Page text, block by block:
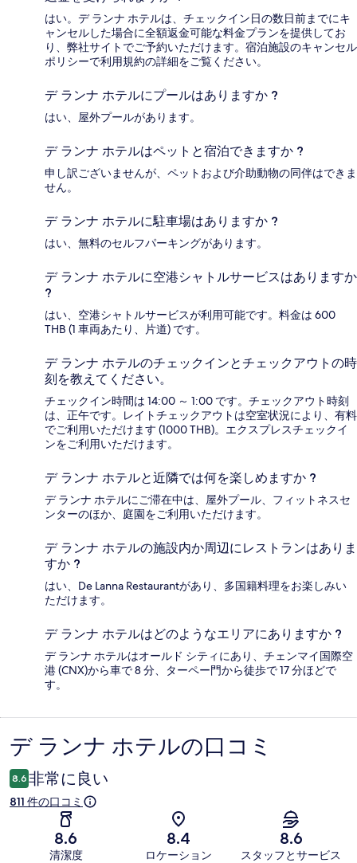
はい。デ ランナ ホテルは、チェックイン日の数日前までにキ
ャンセルした場合に全額返金可能な料金プランを提供してお
り、弊社サイトでご予約いただけます。宿泊施設のキャンセル
ポリシーで利用規約の詳細をご覧ください。
デ ランナ ホテルにプールはありますか ?
はい、屋外プールがあります。
デ ランナ ホテルはペットと宿泊できますか ?
申し訳ございませんが、ペットおよび介助動物の同伴はできま
せん。
デ ランナ ホテルに駐車場はありますか ?
はい、無料のセルフパーキングがあります。
デ ランナ ホテルに空港シャトルサービスはありますか
?
はい、空港シャトルサービスが利用可能です。料金は 600
THB (1 車両あたり、片道) です。
デ ランナ ホテルのチェックインとチェックアウトの時
刻を教えてください。
チェックイン時間は 14:00 ～ 1:00 です。チェックアウト時刻
は、正午です。レイトチェックアウトは空室状況により、有料
でご利用いただけます (1000 THB)。エクスプレスチェックイ
ンをご利用いただけます。
デ ランナ ホテルと近隣では何を楽しめますか ?
デ ランナ ホテルにご滞在中は、屋外プール、フィットネスセ
ンターのほか、庭園をご利用いただけます。
デ ランナ ホテルの施設内か周辺にレストランはありま
すか ?
はい、De Lanna Restaurantがあり、多国籍料理をお楽しみい
ただけます。
デ ランナ ホテルはどのようなエリアにありますか ?
デ ランナ ホテルはオールド シティにあり、チェンマイ国際空
港 (CNX)から車で 8 分、ターペー門から徒歩で 17 分ほどで
す。
口
コ
ミ
デ ランナ ホテルの口コミ
8.6 非常に良い
811 件の口コミ
8.6
清潔度
8.4
ロケーション
8.6
スタッフとサービス